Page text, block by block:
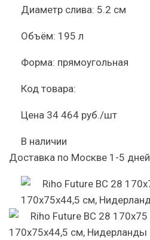
Диаметр слива: 5.2 см
Объём: 195 л
Форма: прямоугольная
Код товара:
Цена 34 464 руб./шт
В наличии
Доставка по Москве 1-5 дней